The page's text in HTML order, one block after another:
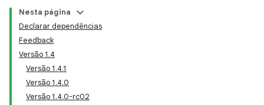
Nesta página
Declarar dependências
Feedback
Versão 1.4
Versão 1.4.1
Versão 1.4.0
Versão 1.4.0-rc02